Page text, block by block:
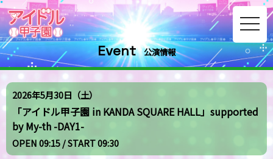
Event 公演情報
2026年5月30日（土）
「アイドル甲子園 in KANDA SQUARE HALL」supported
by My-th -DAY1-
OPEN 09:15 / START 09:30
toggle